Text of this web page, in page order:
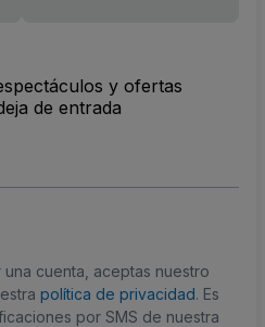
y ofertas
de entrada
cuenta, aceptas nuestro
política de privacidad. Es
por SMS de nuestra